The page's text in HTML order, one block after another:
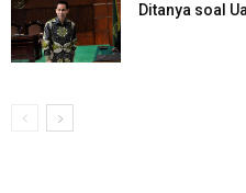
Ditanya soal